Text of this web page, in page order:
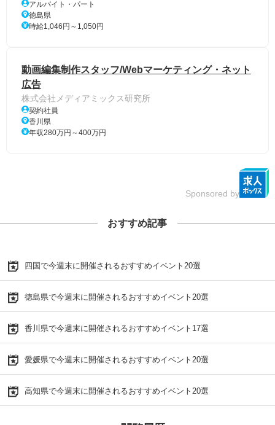
アルバイト・パート
徳島県
時給1,046円～1,050円
動画編集制作スタッフ/Webマーケティング・ネット
広告
株式会社メディアミックス研究所
契約社員
香川県
年収280万円～400万円
Sponsored by
おすすめ記事
四国で今週末に開催されるおすすめイベント20選
徳島県で今週末に開催されるおすすめイベント20選
香川県で今週末に開催されるおすすめイベント17選
愛媛県で今週末に開催されるおすすめイベント20選
高知県で今週末に開催されるおすすめイベント20選